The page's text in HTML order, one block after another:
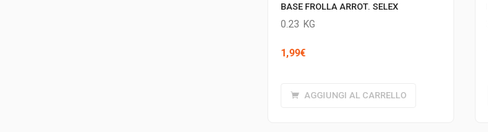
BASE FROLLA ARROT. SELEX
0.23 KG
1,99€
AGGIUNGI AL CARRELLO